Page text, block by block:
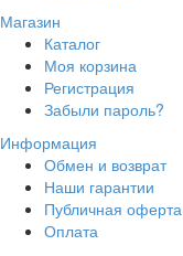
Магазин
Каталог
Моя корзина
Регистрация
Забыли пароль?
Информация
Обмен и возврат
Наши гарантии
Публичная оферта
Оплата